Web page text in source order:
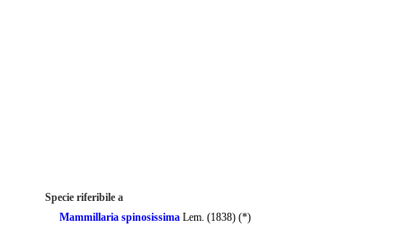
Specie riferibile a
Mammillaria spinosissima Lem. (1838) (*)